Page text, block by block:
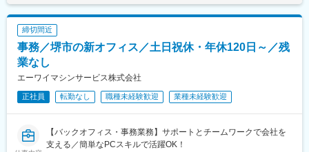
締切間近
事務／堺市の新オフィス／土日祝休・年休120日～／残
業なし
エーワイマシンサービス株式会社
正社員 転勤なし 職種未経験歓迎 業種未経験歓迎
【バックオフィス・事務業務】サポートとチームワークで会社を
支える／簡単なPCスキルで活躍OK！